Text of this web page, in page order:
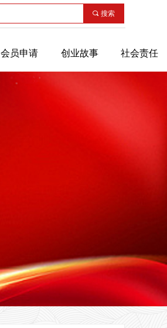
끠 搜索
会员申请 创业故事 社会责任